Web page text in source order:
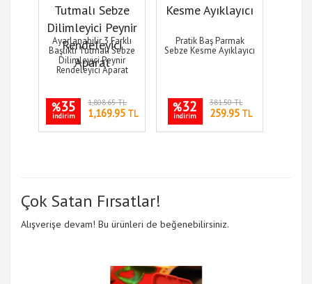
Ayarlanabilir 3 Farklı
Başlıklı Tutmalı Sebze
Dilimleyici Peynir
Rendeleyici Aparat
%35
indirim
1,808.65 TL
1,169.95 TL
Pratik Baş Parmak
Sebze Kesme Ayıklayıcı
%32
indirim
381.50 TL
259.95TL
Çok Satan Fırsatlar!
Alışverişe devam! Bu ürünleri de beğenebilirsiniz.